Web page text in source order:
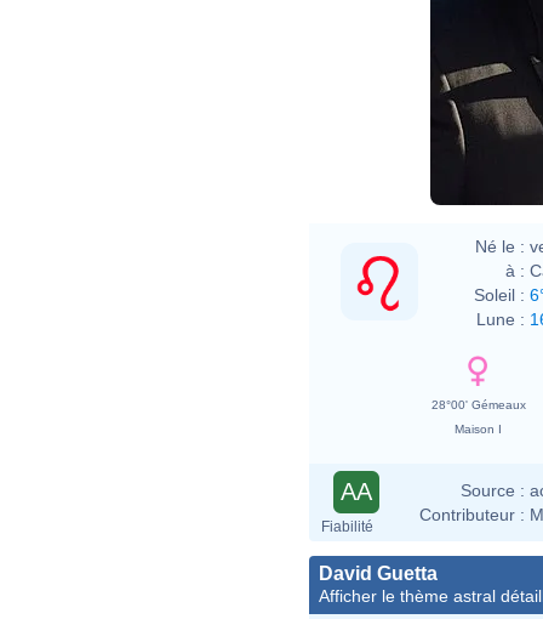
Né le :
à :
Soleil :
Lune :
28°00' Gémeaux
Maison I
AA
Fiabilité
Source :
Contributeur :
David Guetta
Afficher le thème astral